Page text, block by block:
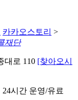
카카오스토리 >
재단
대로 110 [찾아오시
24시간 운영/유료